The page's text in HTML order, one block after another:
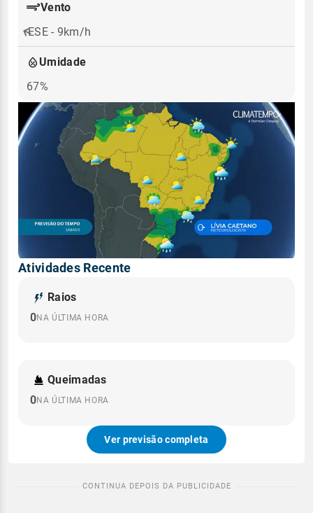
Vento
ESE - 9km/h
Umidade
67%
Atividades Recente
Raios
0NA ÚLTIMA HORA
Queimadas
0NA ÚLTIMA HORA
Ver previsão completa